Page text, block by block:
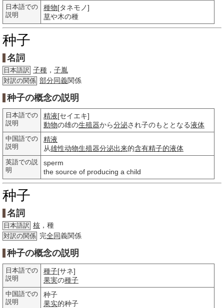
日本語での
説明
種物[タネモノ]
草や木の種
种子
名詞
日本語訳 子種 ， 子胤
対訳の関係 部分同義関係
种子の概念の説明
日本語での
説明
精液[セイエキ]
動物の雄の生殖器から分泌され子のもととなる液体
中国語での
説明
精液
从雄性动物生殖器分泌出来的含有精子的液体
英語での説
明
sperm
the source of producing a child
种子
名詞
日本語訳 核 ，種
対訳の関係 完全同義関係
种子の概念の説明
日本語での
説明
種子[サネ]
果実の種子
中国語での
説明
种子
果实的种子